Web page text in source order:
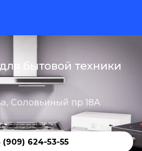
бытовой техники
Соловьиный пр 18А
(909) 624-53-55